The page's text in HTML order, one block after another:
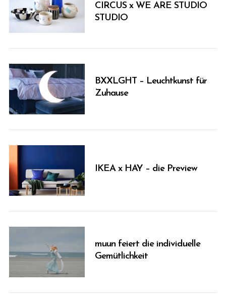
CIRCUS x WE ARE STUDIO
STUDIO
BXXLGHT – Leuchtkunst für
Zuhause
IKEA x HAY – die Preview
muun feiert die individuelle
Gemütlichkeit